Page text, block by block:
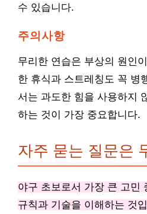
수 있습니다.
주의사항
무리한 연습은 부상의 원인
한 휴식과 스트레칭도 꼭 병
서는 과도한 힘을 사용하지
하는 것이 가장 중요합니다.
자주 묻는 질문은
야구 초보로서 가장 큰 고민
규칙과 기술을 이해하는 것